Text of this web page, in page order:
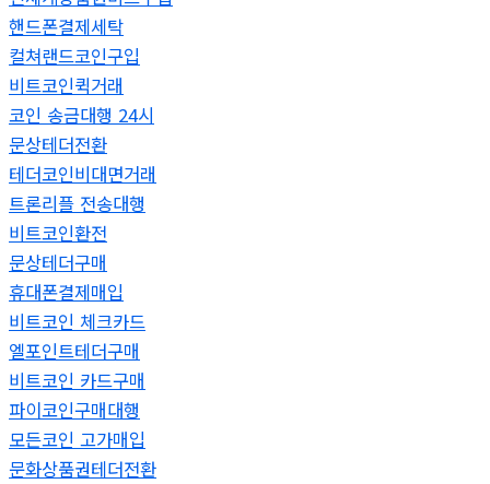
핸드폰결제세탁
컬쳐랜드코인구입
비트코인퀵거래
코인 송금대행 24시
문상테더전환
테더코인비대면거래
트론리플 전송대행
비트코인환전
문상테더구매
휴대폰결제매입
비트코인 체크카드
엘포인트테더구매
비트코인 카드구매
파이코인구매대행
모든코인 고가매입
문화상품권테더전환